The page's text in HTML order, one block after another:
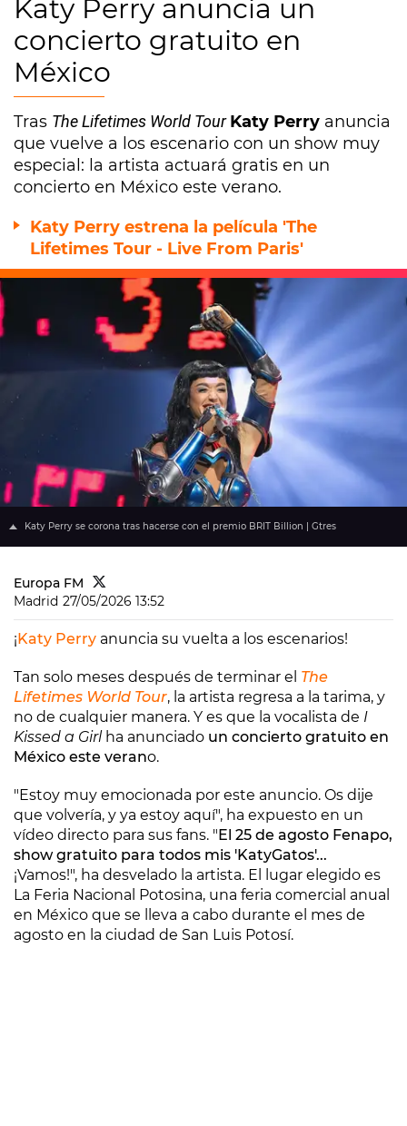
Katy Perry anuncia un
concierto gratuito en
México
Tras The Lifetimes World TourKaty Perry anuncia
que vuelve a los escenario con un show muy
especial: la artista actuará gratis en un
concierto en México este verano.
Katy Perry estrena la película 'The
Lifetimes Tour - Live From Paris'
Katy Perry se corona tras hacerse con el premio BRIT Billion | Gtres
Europa FM
Madrid 27/05/2026 13:52
¡Katy Perry anuncia su vuelta a los escenarios!
Tan solo meses después de terminar el The
Lifetimes World Tour, la artista regresa a la tarima, y
no de cualquier manera. Y es que la vocalista de I
Kissed a Girlha anunciado un concierto gratuito en
México este verano.
"Estoy muy emocionada por este anuncio. Os dije
que volvería, y ya estoy aquí", ha expuesto en un
vídeo directo para sus fans. "El 25 de agosto Fenapo,
show gratuito para todos mis 'KatyGatos'...
¡Vamos!", ha desvelado la artista. El lugar elegido es
La Feria Nacional Potosina, una feria comercial anual
en México que se lleva a cabo durante el mes de
agosto en la ciudad de San Luis Potosí.​